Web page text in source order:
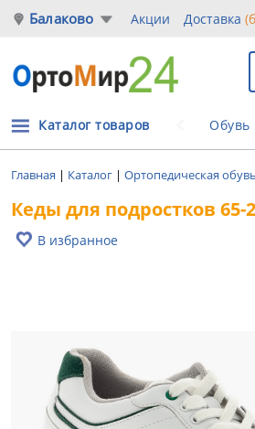
Балаково Акции Доставка
Обувь
Каталог товаров
Главная | Каталог | Ортопедическая обувь
Кеды для подростков 65-
В избранное